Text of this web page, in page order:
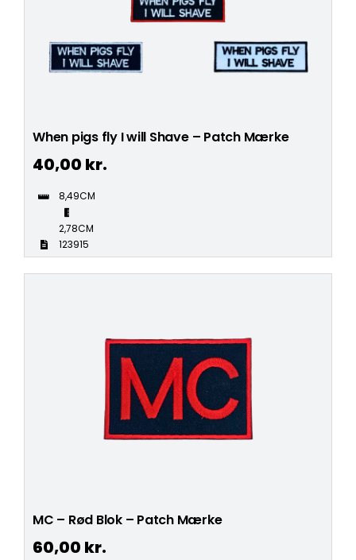
When pigs fly I will Shave – Patch Mærke
40,00 kr.
8,49CM
2,78CM
123915
MC – Rød Blok – Patch Mærke
60,00 kr.